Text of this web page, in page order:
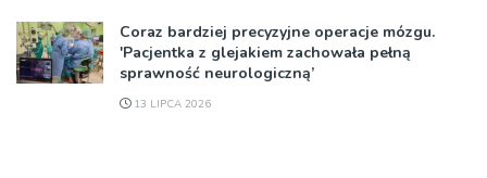
Coraz bardziej precyzyjne operacje mózgu.
'Pacjentka z glejakiem zachowała pełną
sprawność neurologiczną’
13 LIPCA 2026